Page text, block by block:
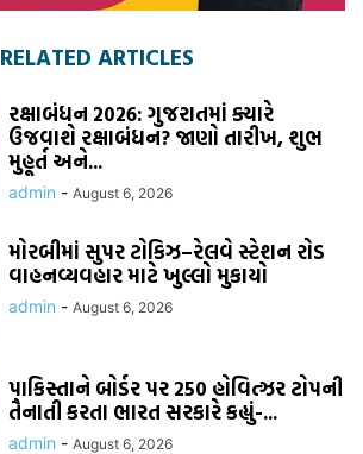
RELATED ARTICLES
રક્ષાબંધન 2026: ગુજરાતમાં ક્યારે
ઉજવાશે રક્ષાબંધન? જાણો તારીખ, શુભ
મુહૂર્ત અને...
admin - August 6, 2026
મોરબીમાં સુપર ટોકિઝ–રેલવે સ્ટેશન રોડ
વાહનવ્યવહાર માટે ખુલ્લો મુકાયો
admin - August 6, 2026
પાકિસ્તાને બોર્ડર પર 250 હોવિત્ઝર ટોપની
તૈનાતી કરતા ભારત સરકારે કહ્યું-...
admin - August 6, 2026